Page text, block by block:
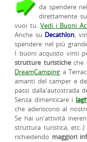
da spendere
direttamente
vuoi tu.Vedi i Buoni
Anche su Decathlon,
spendere nel più
I buoni acquisto vinti
strutture turisticheche
DreamCamping a
amanti del camper e
passi dalla'autostrada
Senza dimenticare i
che aderiscono al
Se hai un'attività
struttura turistica,
richiedendo maggiori